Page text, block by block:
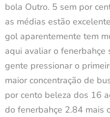
bola Outro. 5 sem por
as médias estão
gol aparentemente tem
aqui avaliar o
gente pressionar o
maior concentração de
por cento beleza dos 16
do fenerbahçe 2.84 mais